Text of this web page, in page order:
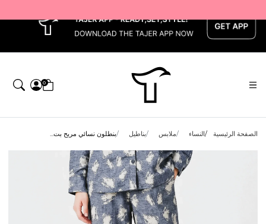
0
الصفحة الرئيسية النساء ملابس بناطيل بنطلون نسائي مريح بت...